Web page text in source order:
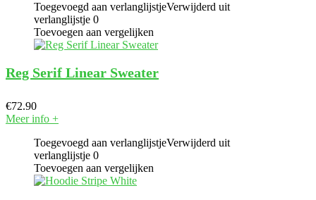
Toegevoegd aan verlanglijstjeVerwijderd uit
verlanglijstje 0
Toevoegen aan vergelijken
Reg Serif Linear Sweater
€72.90
Meer info +
Toegevoegd aan verlanglijstjeVerwijderd uit
verlanglijstje 0
Toevoegen aan vergelijken